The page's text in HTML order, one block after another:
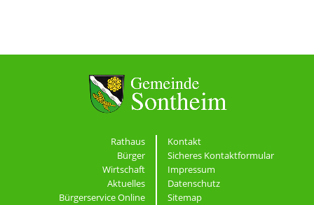
Rathaus
Bürger
Wirtschaft
Aktuelles
Bürgerservice Online
Kontakt
Sicheres Kontaktformular
Impressum
Datenschutz
Sitemap